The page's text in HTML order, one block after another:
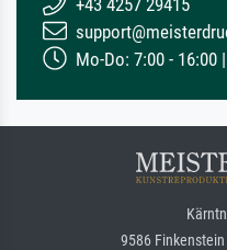
Mo-Do: 7:00 - 16:00
9586 Finkenstein